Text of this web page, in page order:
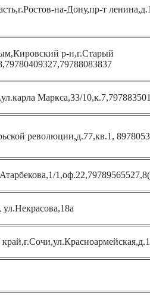
на-Дону,пр-т
р-н,г.Старый
Маркса,33/
революции,д.77,кв.1,